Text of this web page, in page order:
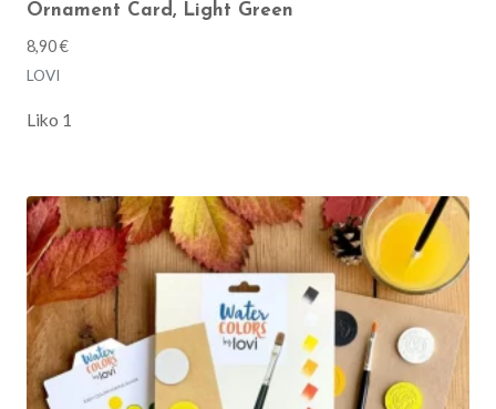
Ornament Card, Light Green
8,90€
LOVI
Liko 1